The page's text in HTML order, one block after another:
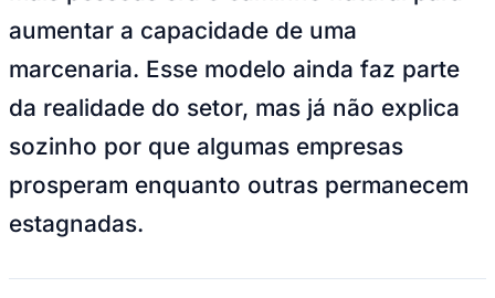
NBA
NFL
UFC
MLB
Atletismo
NBB
Competições de Futebol
Brasileirão Série B
aumentar a capacidade de uma
marcenaria. Esse modelo ainda faz parte
da realidade do setor, mas já não explica
sozinho por que algumas empresas
prosperam enquanto outras permanecem
estagnadas.